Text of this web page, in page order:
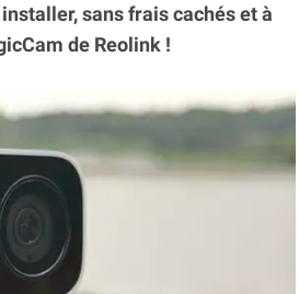
sans frais cachés et à
de Reolink !